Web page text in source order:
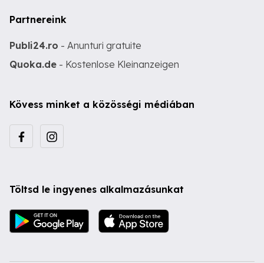
Partnereink
Publi24.ro - Anunturi gratuite
Quoka.de - Kostenlose Kleinanzeigen
Kövess minket a közösségi médiában
Töltsd le ingyenes alkalmazásunkat